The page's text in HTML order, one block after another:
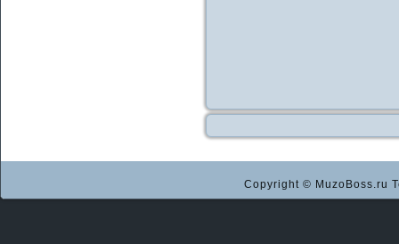
Copyright © MuzoBoss.ru